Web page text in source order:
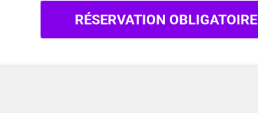
RÉSERVATION OBLIGATOIRE